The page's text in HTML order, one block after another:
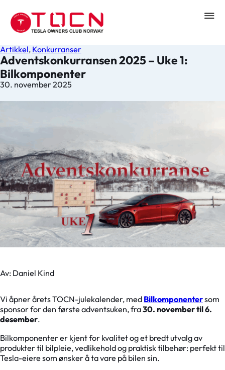
Adventskonkurransen 2025 – Uke 1:
Bilkomponenter
Artikkel, Konkurranser
30. november 2025
Av: Daniel Kind
Vi åpner årets TOCN-julekalender, med Bilkomponentersom
sponsor for den første adventsuken, fra30. november til 6.
desember.
Bilkomponenter er kjent for kvalitet og et bredt utvalg av
produkter til bilpleie, vedlikehold og praktisk tilbehør: perfekt til
Tesla-eiere som ønsker å ta vare på bilen sin.